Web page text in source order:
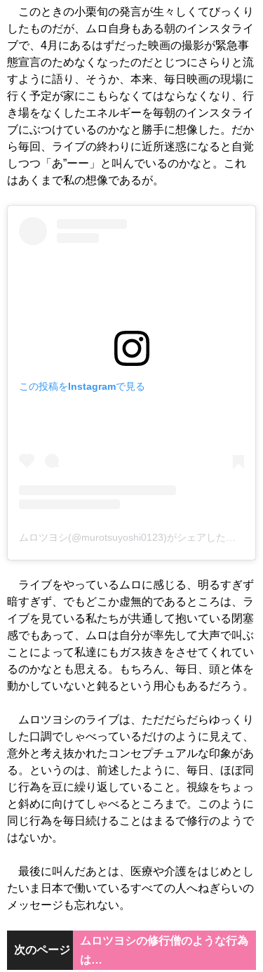
このときの小栗旬の発言が生々しくてびっくり
したものだが、ムロ自身もある朝のインスタライ
ブで、4月にあるはずだった映画の撮影が緊急事
態宣言のためなくなったのだとじつにさらりと流
すように語り、そうか、本来、毎日映画の現場に
行く予定が家にこもらなくてはならなくなり、行
き場をなくしたエネルギーを毎朝のインスタライ
ブにぶつけているのかなと勝手に想像した。だか
ら毎回、ライブの終わりに近所迷惑になると自覚
しつつ「あ”ーー」と叫んでいるのかなと。これ
はあくまで私の想像であるが。
この投稿をInstagramで見る
ライブをやっているムロに感じる、明るすぎず
暗すぎず、でもどこか虚無的であるところは、ラ
イブを見ている私たちが共通して抱いている閉塞
感でもあって、ムロは自分が率先して大声で叫ぶ
ことによって私達にもガス抜きをさせてくれてい
るのかなとも思える。もちろん、毎日、頭と体を
動かしていないと鈍るという用心もあるだろう。
ムロツヨシのライブは、ただだらだらゆっくり
した口調でしゃべっているだけのように見えて、
意外と考え抜かれたコンセプチュアルな印象があ
る。というのは、前述したように、毎日、ほぼ同
じ行為を豆に繰り返していること。視線をちょっ
と斜めに向けてしゃべるところまで。このように
同じ行為を毎日続けることはまるで修行のようで
はないか。
最後に叫んだあとは、医療や介護をはじめとし
たいま日本で働いているすべての人へねぎらいの
メッセージも忘れない。
次のページ
ムロツヨシの修行僧のような行為
は…